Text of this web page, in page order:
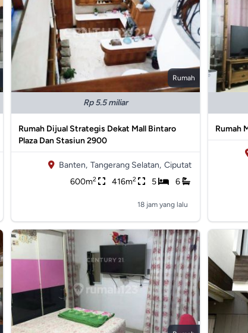
Rumah
Rp 5.5 miliar
Rumah Dijual Strategis Dekat Mall Bintaro
Plaza Dan Stasiun 2900
Banten, Tangerang Selatan, Ciputat
600m2 416m2 5 6
18 jam yang lalu
Rumah